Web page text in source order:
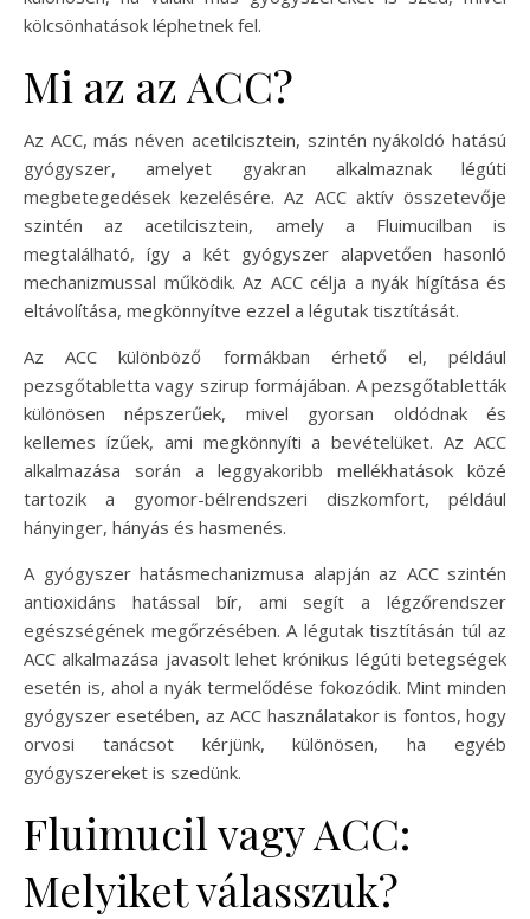
kölcsönhatások léphetnek fel.
Mi az az ACC?
Az ACC, más néven acetilcisztein, szintén nyákoldó hatású
gyógyszer, amelyet gyakran alkalmaznak légúti
megbetegedések kezelésére. Az ACC aktív összetevője
szintén az acetilcisztein, amely a Fluimucilban is
megtalálható, így a két gyógyszer alapvetően hasonló
mechanizmussal működik. Az ACC célja a nyák hígítása és
eltávolítása, megkönnyítve ezzel a légutak tisztítását.
Az ACC különböző formákban érhető el, például
pezsgőtabletta vagy szirup formájában. A pezsgőtabletták
különösen népszerűek, mivel gyorsan oldódnak és
kellemes ízűek, ami megkönnyíti a bevételüket. Az ACC
alkalmazása során a leggyakoribb mellékhatások közé
tartozik a gyomor-bélrendszeri diszkomfort, például
hányinger, hányás és hasmenés.
A gyógyszer hatásmechanizmusa alapján az ACC szintén
antioxidáns hatással bír, ami segít a légzőrendszer
egészségének megőrzésében. A légutak tisztításán túl az
ACC alkalmazása javasolt lehet krónikus légúti betegségek
esetén is, ahol a nyák termelődése fokozódik. Mint minden
gyógyszer esetében, az ACC használatakor is fontos, hogy
orvosi tanácsot kérjünk, különösen, ha egyéb
gyógyszereket is szedünk.
Fluimucil vagy ACC:
Melyiket válasszuk?